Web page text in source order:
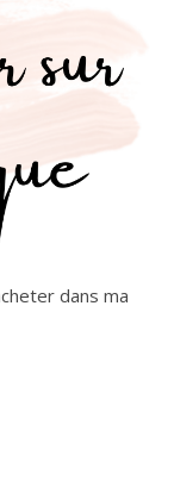
dans ma